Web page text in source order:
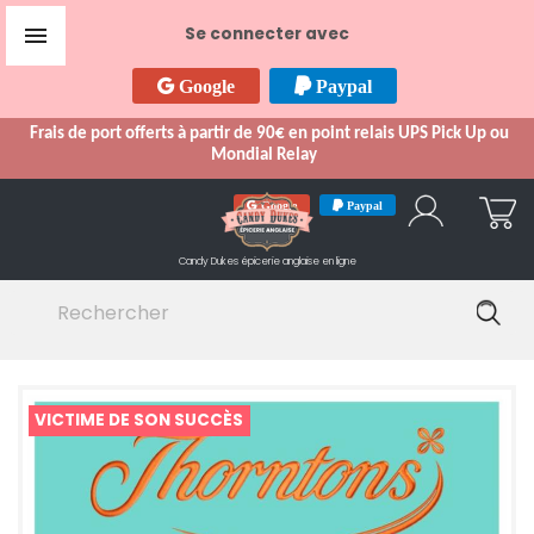
Se connecter avec
Google Paypal
Frais de port offerts à partir de 90€ en point relais UPS Pick Up ou
Mondial Relay

Google Paypal
Candy Dukes épicerie anglaise en ligne
VICTIME DE SON SUCCÈS